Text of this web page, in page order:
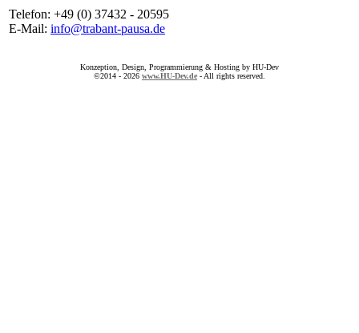
Telefon: +49 (0) 37432 - 20595
E-Mail: info@trabant-pausa.de
Konzeption, Design, Programmierung & Hosting by HU-Dev
©2014 - 2026 www.HU-Dev.de - All rights reserved.